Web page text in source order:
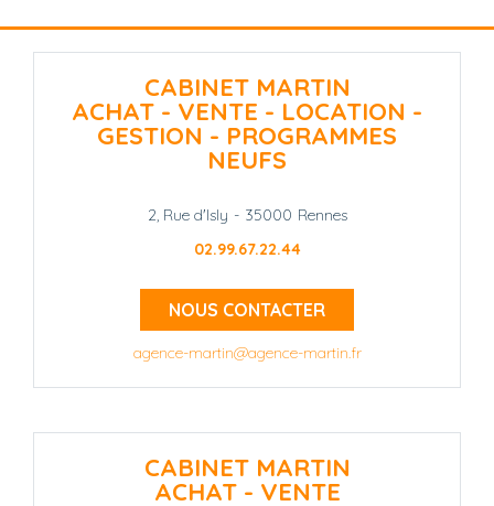
CABINET MARTIN
ACHAT - VENTE - LOCATION -
GESTION - PROGRAMMES
NEUFS
2, Rue d'Isly - 35000 Rennes
02.99.67.22.44
NOUS CONTACTER
agence-martin@agence-martin.fr
CABINET MARTIN
ACHAT - VENTE